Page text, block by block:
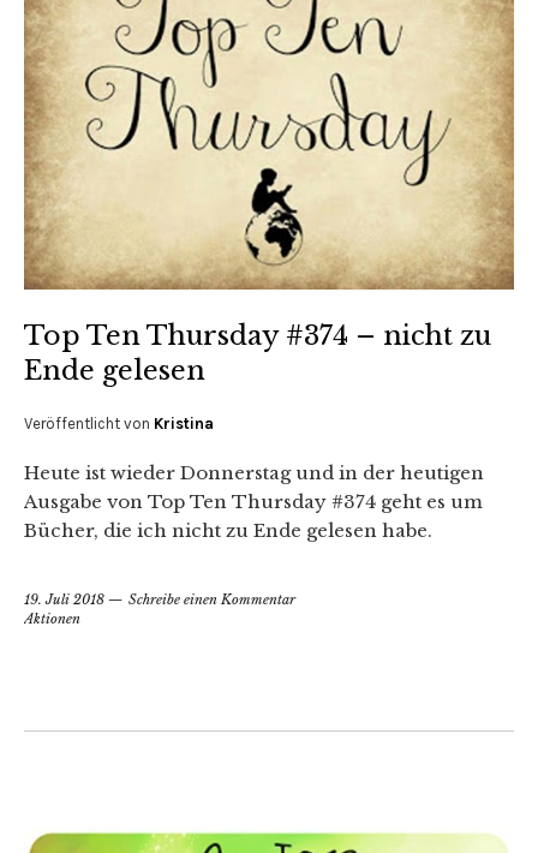
Top Ten Thursday #374 – nicht zu
Ende gelesen
Veröffentlicht von Kristina
Heute ist wieder Donnerstag und in der heutigen
Ausgabe von Top Ten Thursday #374 geht es um
Bücher, die ich nicht zu Ende gelesen habe.
19. Juli 2018
Schreibe einen Kommentar
Aktionen